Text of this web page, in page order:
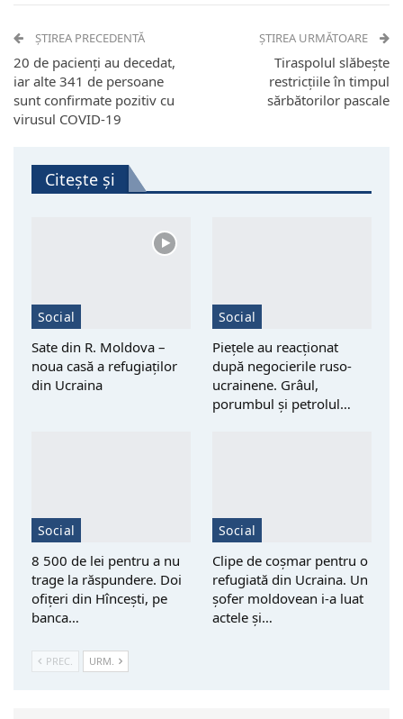
ȘTIREA PRECEDENTĂ
20 de pacienți au decedat,
iar alte 341 de persoane
sunt confirmate pozitiv cu
virusul COVID-19
ȘTIREA URMĂTOARE
Tiraspolul slăbește
restricțiile în timpul
sărbătorilor pascale
Citește și
Social
Sate din R. Moldova –
noua casă a refugiaților
din Ucraina
Social
Piețele au reacționat
după negocierile ruso-
ucrainene. Grâul,
porumbul și petrolul…
Social
8 500 de lei pentru a nu
trage la răspundere. Doi
ofițeri din Hîncești, pe
banca…
Social
Clipe de coșmar pentru o
refugiată din Ucraina. Un
șofer moldovean i-a luat
actele și…
PREC. URM.